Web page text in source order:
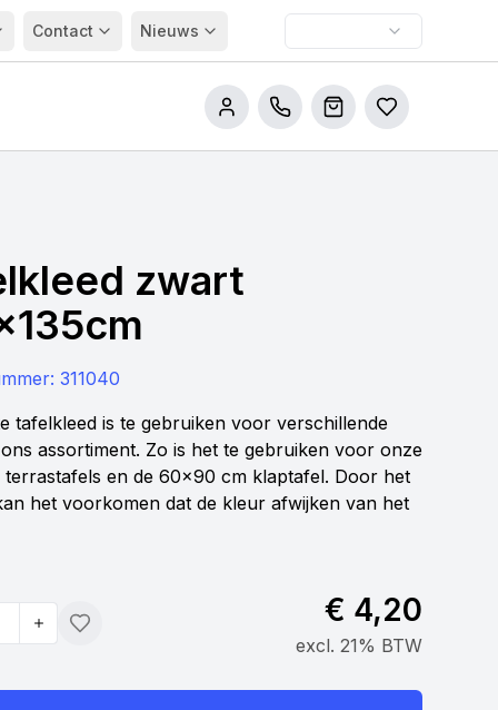
Contact Nieuws
Bel onsWinkelwagen
Bestellijsten
zwart
311040
tafelkleed is te gebruiken voor verschillende
assortiment. Zo is het te gebruiken voor onze
terrastafels en de 60x90 cm klaptafel. Door het
het voorkomen dat de kleur afwijken van het
Toevoegen
€ 4,20
excl. 21% BTW